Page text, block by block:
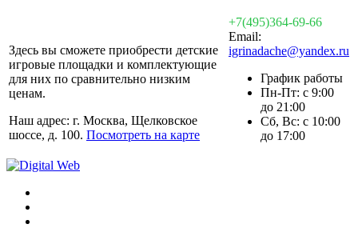
Здесь вы сможете приобрести детские
игровые площадки и комплектующие
для них по сравнительно низким
ценам.
Наш адрес: г. Москва, Щелковское
шоссе, д. 100. Посмотреть на карте
+7(495)364-69-66
Email:
igrinadache@yandex.ru
График работы
Пн-Пт: с 9:00
до 21:00
Сб, Вс: с 10:00
до 17:00